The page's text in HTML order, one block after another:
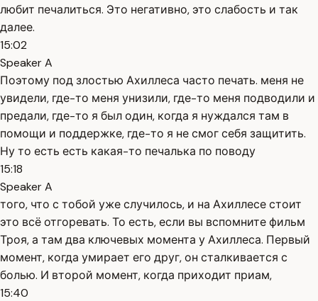
любит печалиться. Это негативно, это слабость и так
далее.
15:02
Speaker A
Поэтому под злостью Ахиллеса часто печать. меня не
увидели, где-то меня унизили, где-то меня подводили и
предали, где-то я был один, когда я нуждался там в
помощи и поддержке, где-то я не смог себя защитить.
Ну то есть есть какая-то печалька по поводу
15:18
Speaker A
того, что с тобой уже случилось, и на Ахиллесе стоит
это всё отгоревать. То есть, если вы вспомните фильм
Троя, а там два ключевых момента у Ахиллеса. Первый
момент, когда умирает его друг, он сталкивается с
болью. И второй момент, когда приходит приам,
15:40